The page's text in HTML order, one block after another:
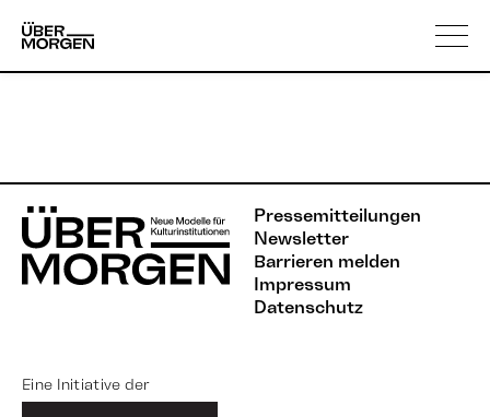
content
Über uns
Pressemitteilungen
Newsletter
Barrieren melden
Impressum
Datenschutz
Eine Initiative der